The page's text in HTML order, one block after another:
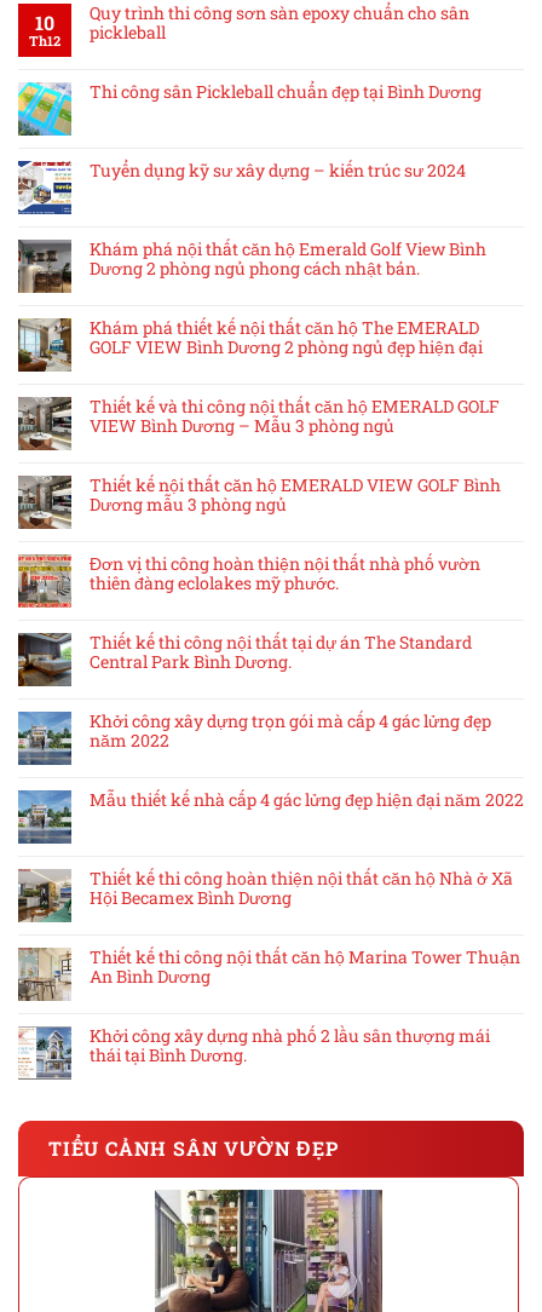
10
Th12
Quy trình thi công sơn sàn epoxy chuẩn cho sân
pickleball
Thi công sân Pickleball chuẩn đẹp tại Bình Dương
Tuyển dụng kỹ sư xây dựng – kiến trúc sư 2024
Khám phá nội thất căn hộ Emerald Golf View Bình
Dương 2 phòng ngủ phong cách nhật bản.
Khám phá thiết kế nội thất căn hộ The EMERALD
GOLF VIEW Bình Dương 2 phòng ngủ đẹp hiện đại
Thiết kế và thi công nội thất căn hộ EMERALD GOLF
VIEW Bình Dương – Mẫu 3 phòng ngủ
Thiết kế nội thất căn hộ EMERALD VIEW GOLF Bình
Dương mẫu 3 phòng ngủ
Đơn vị thi công hoàn thiện nội thất nhà phố vườn
thiên đàng eclolakes mỹ phước.
Thiết kế thi công nội thất tại dự án The Standard
Central Park Bình Dương.
Khởi công xây dựng trọn gói mà cấp 4 gác lửng đẹp
năm 2022
Mẫu thiết kế nhà cấp 4 gác lửng đẹp hiện đại năm 2022
Thiết kế thi công hoàn thiện nội thất căn hộ Nhà ở Xã
Hội Becamex Bình Dương
Thiết kế thi công nội thất căn hộ Marina Tower Thuận
An Bình Dương
Khởi công xây dựng nhà phố 2 lầu sân thượng mái
thái tại Bình Dương.
TIỂU CẢNH SÂN VƯỜN ĐẸP